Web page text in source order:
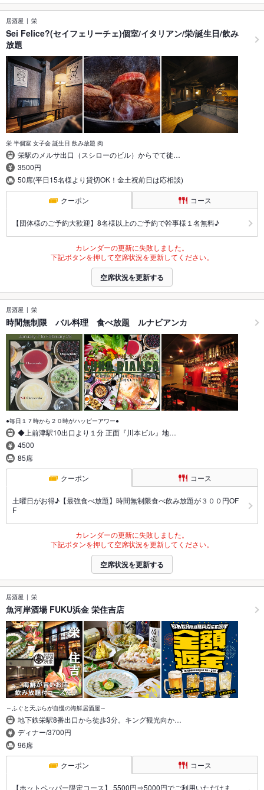
居酒屋 栄
Sei Felice?(セイフェリーチェ)個室/イタリアン/栄/誕生日/飲み
放題
栄 半個室 女子会 誕生日 飲み放題 肉
栄駅のメルサ出口（スシローのビル）からでて徒…
3500円
50席(平日15名様より貸切OK！金土祝前日は応相談)
クーポン コース
【団体様のご予約大歓迎】8名様以上のご予約で幹事様１名無料♪
カレンダーの更新に失敗しました。
下記ボタンを押して空席状況を更新してください。
空席状況を更新する
居酒屋 栄
時間無制限 バル料理 食べ放題 ルナビアンカ
●毎日１７時から２０時がハッピーアワー●
◆上前津駅10出口より１分 正面『川本ビル』地…
4500
85席
クーポン コース
土曜日がお得♪【最強食べ放題】時間無制限食べ飲み放題が３００円OF
F
カレンダーの更新に失敗しました。
下記ボタンを押して空席状況を更新してください。
空席状況を更新する
居酒屋 栄
魚河岸酒場 FUKU浜金 栄住吉店
～ふぐと天ぷらが自慢の海鮮居酒屋～
地下鉄栄駅8番出口から徒歩3分。キング観光向か…
ディナー/3700円
96席
クーポン コース
【ホットペッパー限定コース】 5500円⇒5000円でご利用いただけま